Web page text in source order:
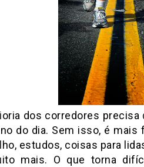
dos corredores
do dia. Sem isso, é mais
estudos, coisas para
mais. O que torna